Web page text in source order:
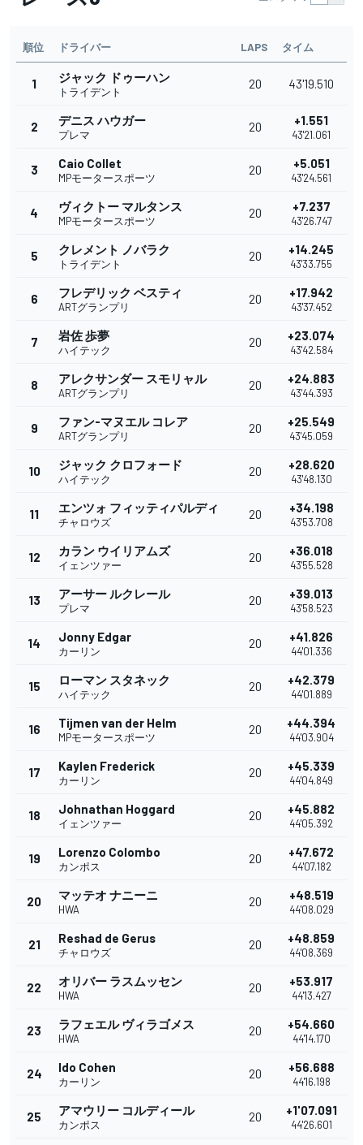
順位 ドライバー LAPS タイム
1 ジャック ドゥーハン
トライデント
20 43'19.510
2 デニス ハウガー
プレマ
20 +1.551
43'21.061
3 Caio Collet
MPモータースポーツ
20 +5.051
43'24.561
4 ヴィクトー マルタンス
MPモータースポーツ
20 +7.237
43'26.747
5 クレメント ノバラク
トライデント
20 +14.245
43'33.755
6 フレデリック ベスティ
ARTグランプリ
20 +17.942
43'37.452
7 岩佐 歩夢
ハイテック
20 +23.074
43'42.584
8 アレクサンダー スモリャル
ARTグランプリ
20 +24.883
43'44.393
9 ファン-マヌエル コレア
ARTグランプリ
20 +25.549
43'45.059
10 ジャック クロフォード
ハイテック
20 +28.620
43'48.130
11 エンツォ フィッティパルディ
チャロウズ
20 +34.198
43'53.708
12 カラン ウイリアムズ
イェンツァー
20 +36.018
43'55.528
13 アーサー ルクレール
プレマ
20 +39.013
43'58.523
14 Jonny Edgar
カーリン
20 +41.826
44'01.336
15 ローマン スタネック
ハイテック
20 +42.379
44'01.889
16 Tijmen van der Helm
MPモータースポーツ
20 +44.394
44'03.904
17 Kaylen Frederick
カーリン
20 +45.339
44'04.849
18 Johnathan Hoggard
イェンツァー
20 +45.882
44'05.392
19 Lorenzo Colombo
カンポス
20 +47.672
44'07.182
20 マッテオ ナニーニ
HWA
20 +48.519
44'08.029
21 Reshad de Gerus
チャロウズ
20 +48.859
44'08.369
22 オリバー ラスムッセン
HWA
20 +53.917
44'13.427
23 ラフェエル ヴィラゴメス
HWA
20 +54.660
44'14.170
24 Ido Cohen
カーリン
20 +56.688
44'16.198
25 アマウリー コルディール
カンポス
20 +1'07.091
44'26.601